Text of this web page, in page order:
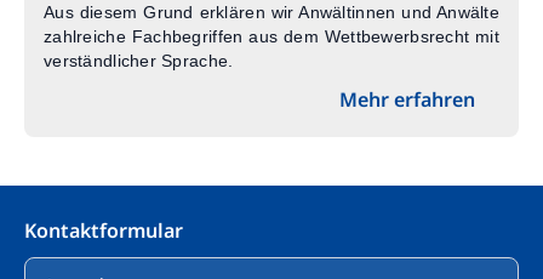
Aus diesem Grund erklären wir Anwältinnen und Anwälte
zahlreiche Fachbegriffen aus dem Wettbewerbsrecht mit
verständlicher Sprache.
Mehr erfahren
Kontaktformular
Bitte lasse dieses Feld leer.